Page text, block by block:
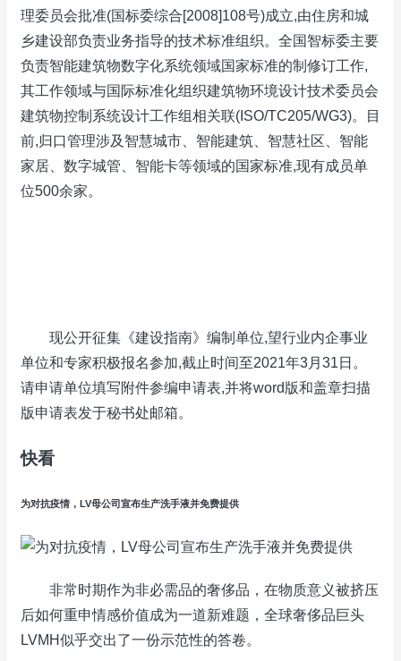
理委员会批准(国标委综合[2008]108号)成立,由住房和城
乡建设部负责业务指导的技术标准组织。全国智标委主要
负责智能建筑物数字化系统领域国家标准的制修订工作,
其工作领域与国际标准化组织建筑物环境设计技术委员会
建筑物控制系统设计工作组相关联(ISO/TC205/WG3)。目
前,归口管理涉及智慧城市、智能建筑、智慧社区、智能
家居、数字城管、智能卡等领域的国家标准,现有成员单
位500余家。
现公开征集《建设指南》编制单位,望行业内企事业
单位和专家积极报名参加,截止时间至2021年3月31日。
请申请单位填写附件参编申请表,并将word版和盖章扫描
版申请表发于秘书处邮箱。
快看
为对抗疫情，LV母公司宣布生产洗手液并免费提供
非常时期作为非必需品的奢侈品，在物质意义被挤压
后如何重申情感价值成为一道新难题，全球奢侈品巨头
LVMH似乎交出了一份示范性的答卷。